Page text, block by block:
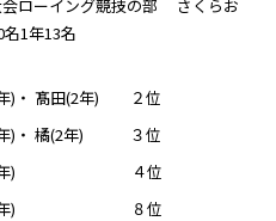
会ローイング競技の部 さくらお
1年13名
・ 髙田(2年) ２位
)・ 橘(2年) ３位
田(2年) ４位
脇(2年) ８位